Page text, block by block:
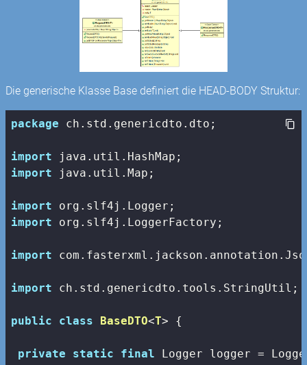
Die generische Klasse Base definiert die HEAD-BODY Struktur:
package ch.std.genericdto.dto;
import
import java.util.Map;
import
import org.slf4j.LoggerFactory;
import
import ch.std.genericdto.tools.StringUtil;
public class BaseDTO<T> {
private static final Logger logger =